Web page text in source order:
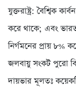
যুক্তরাষ্ট্র: বৈশ্বিক
করে থাকে; এবং
নির্গমনের প্রায় ৮%
জলবায়ু সংকট পুরো
দায়ভার মূলতঃ